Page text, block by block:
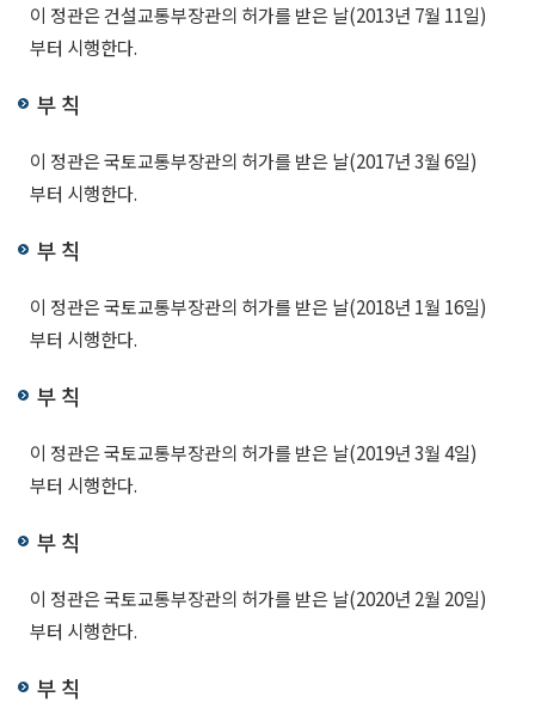
이 정관은 건설교통부장관의 허가를 받은 날(2013년 7월 11일)
부터 시행한다.
부 칙
이 정관은 국토교통부장관의 허가를 받은 날(2017년 3월 6일)
부터 시행한다.
부 칙
이 정관은 국토교통부장관의 허가를 받은 날(2018년 1월 16일)
부터 시행한다.
부 칙
이 정관은 국토교통부장관의 허가를 받은 날(2019년 3월 4일)
부터 시행한다.
부 칙
이 정관은 국토교통부장관의 허가를 받은 날(2020년 2월 20일)
부터 시행한다.
부 칙